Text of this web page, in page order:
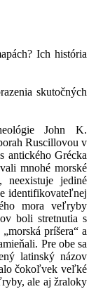
Ich história
skutočných
John K.
Ruscillovou v
antického Grécka
mnohé morské
neexistuje jediné
identifikovateľnej
mora veľryby
boli stretnutia s
príšera“ a
Pre obe sa
latinský názov
čokoľvek veľké
ale aj žraloky